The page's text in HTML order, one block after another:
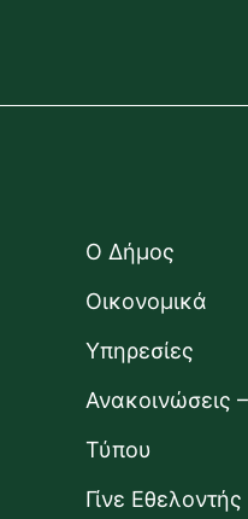
Ο Δήμος
Οικονομικά
Υπηρεσίες
Ανακοινώσεις
Τύπου
Γίνε Εθελοντής